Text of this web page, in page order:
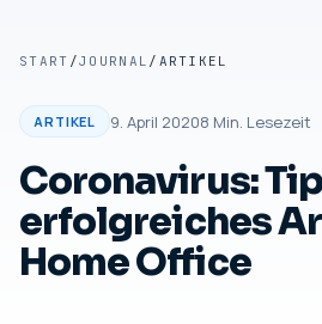
START /JOURNAL / ARTIKEL
ARTIKEL 9. April 20208 Min. Lesezeit
Coronavirus:
erfolgreiches
Home Office